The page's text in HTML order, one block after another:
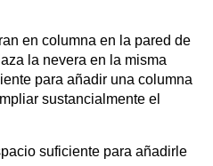
en columna en la pared de
la nevera en la misma
para añadir una columna
sustancialmente el
suficiente para añadirle